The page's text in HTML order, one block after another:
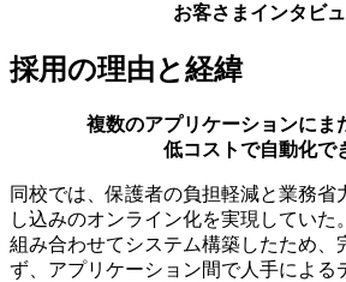
お客さまインタビ
採用の理由と経緯
複数のアプリケーションにま
低コストで自動化で
同校では、保護者の負担軽減と業務省
し込みのオンライン化を実現していた
組み合わせてシステム構築したため、
ず、アプリケーション間で人手による